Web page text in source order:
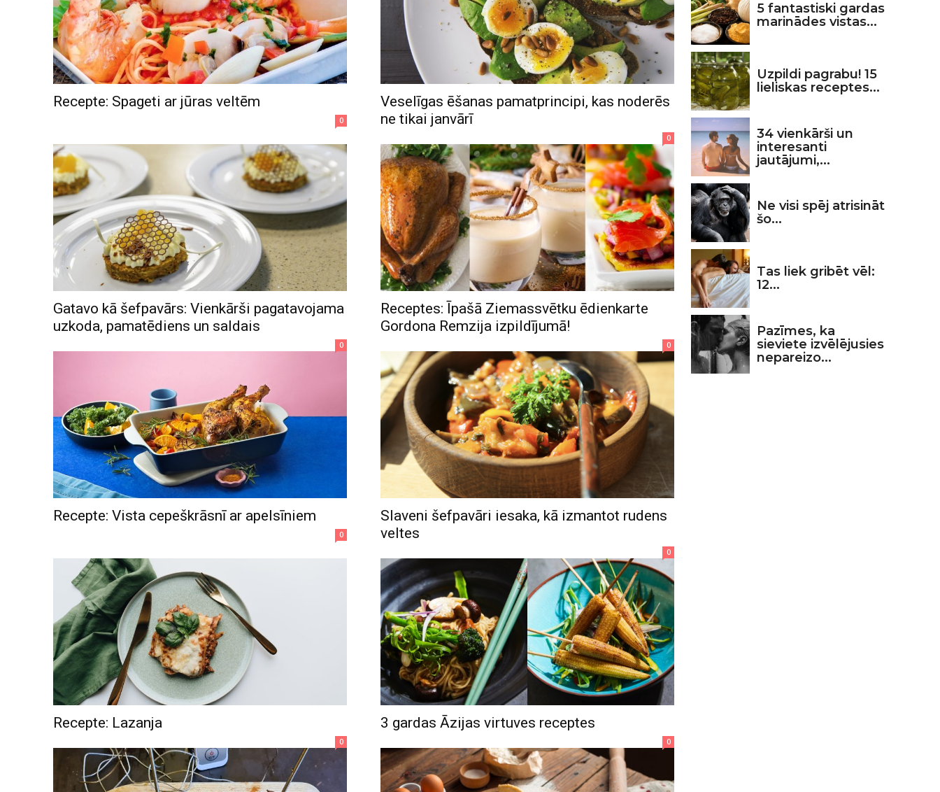
Recepte: Spageti ar jūras veltēm
0
Veselīgas ēšanas pamatprincipi, kas noderēs
ne tikai janvārī
0
Gatavo kā šefpavārs: Vienkārši pagatavojama
uzkoda, pamatēdiens un saldais
0
Receptes: Īpašā Ziemassvētku ēdienkarte
Gordona Remzija izpildījumā!
0
Recepte: Vista cepeškrāsnī ar apelsīniem
0
Slaveni šefpavāri iesaka, kā izmantot rudens
veltes
0
Recepte: Lazanja
0
3 gardas Āzijas virtuves receptes
0
5 fantastiski gardas
marinādes vistas...
Uzpildi pagrabu! 15
lieliskas receptes...
34 vienkārši un
interesanti
jautājumi,...
Ne visi spēj atrisināt
šo...
Tas liek gribēt vēl:
12...
Pazīmes, ka
sieviete izvēlējusies
nepareizo...